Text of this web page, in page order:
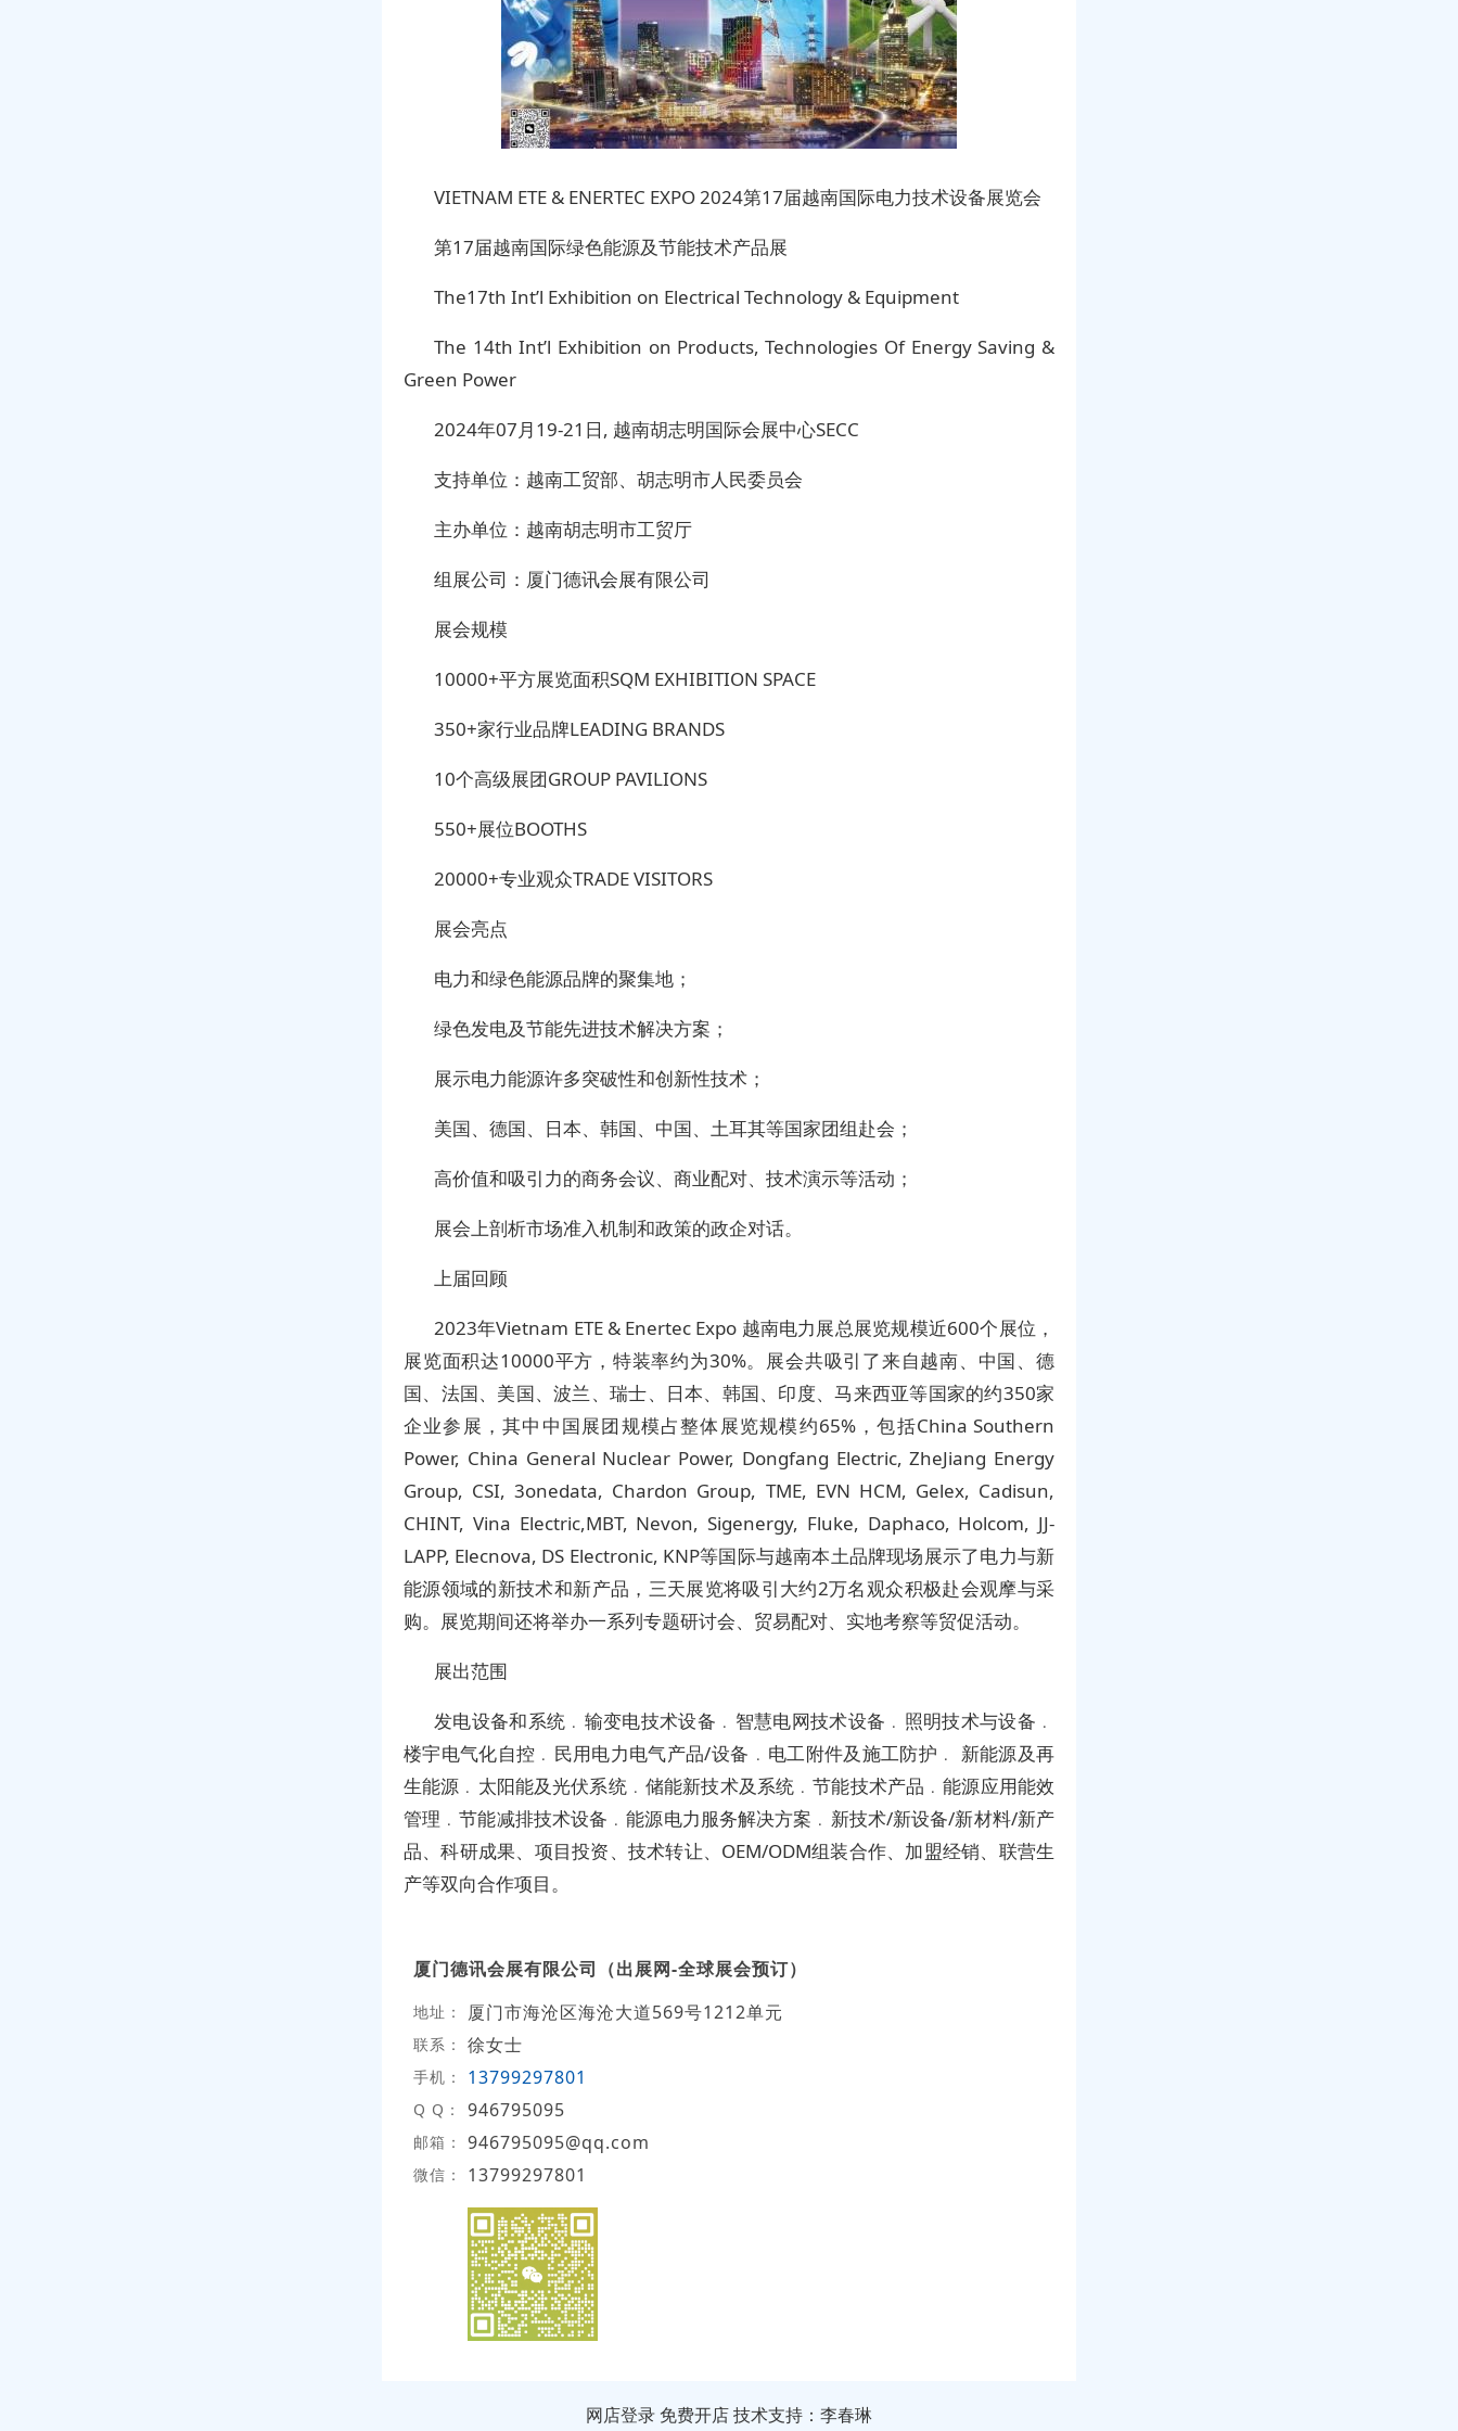
VIETNAM ETE & ENERTEC EXPO 2024第17届越南国际电力技术设备展览会
第17届越南国际绿色能源及节能技术产品展
The17th Int’l Exhibition on Electrical Technology & Equipment
The 14th Int’l Exhibition on Products, Technologies Of Energy Saving &
Green Power
2024年07月19-21日, 越南胡志明国际会展中心SECC
支持单位：越南工贸部、胡志明市人民委员会
主办单位：越南胡志明市工贸厅
组展公司：厦门德讯会展有限公司
展会规模
10000+平方展览面积SQM EXHIBITION SPACE
350+家行业品牌LEADING BRANDS
10个高级展团GROUP PAVILIONS
550+展位BOOTHS
20000+专业观众TRADE VISITORS
展会亮点
电力和绿色能源品牌的聚集地；
绿色发电及节能先进技术解决方案；
展示电力能源许多突破性和创新性技术；
美国、德国、日本、韩国、中国、土耳其等国家团组赴会；
高价值和吸引力的商务会议、商业配对、技术演示等活动；
展会上剖析市场准入机制和政策的政企对话。
上届回顾
2023年Vietnam ETE & Enertec Expo 越南电力展总展览规模近600个展位，
展览面积达10000平方，特装率约为30%。展会共吸引了来自越南、中国、德
国、法国、美国、波兰、瑞士、日本、韩国、印度、马来西亚等国家的约350家
企业参展，其中中国展团规模占整体展览规模约65%，包括China Southern
Power, China General Nuclear Power, Dongfang Electric, ZheJiang Energy
Group, CSI, 3onedata, Chardon Group, TME, EVN HCM, Gelex, Cadisun,
CHINT, Vina Electric,MBT, Nevon, Sigenergy, Fluke, Daphaco, Holcom, JJ-
LAPP, Elecnova, DS Electronic, KNP等国际与越南本土品牌现场展示了电力与新
能源领域的新技术和新产品，三天展览将吸引大约2万名观众积极赴会观摩与采
购。展览期间还将举办一系列专题研讨会、贸易配对、实地考察等贸促活动。
展出范围
发电设备和系统﹒输变电技术设备﹒智慧电网技术设备﹒照明技术与设备﹒
楼宇电气化自控﹒民用电力电气产品/设备﹒电工附件及施工防护﹒ 新能源及再
生能源﹒太阳能及光伏系统﹒储能新技术及系统﹒节能技术产品﹒能源应用能效
管理﹒节能减排技术设备﹒能源电力服务解决方案﹒新技术/新设备/新材料/新产
品、科研成果、项目投资、技术转让、OEM/ODM组装合作、加盟经销、联营生
产等双向合作项目。
厦门德讯会展有限公司（出展网-全球展会预订）
地址： 厦门市海沧区海沧大道569号1212单元
联系： 徐女士
手机： 13799297801
Q Q： 946795095
邮箱： 946795095@qq.com
微信： 13799297801
网店登录 免费开店技术支持：李春琳